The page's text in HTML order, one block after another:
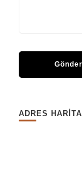
ADRES HARİTA